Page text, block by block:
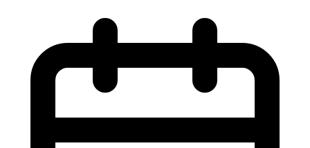
contenido